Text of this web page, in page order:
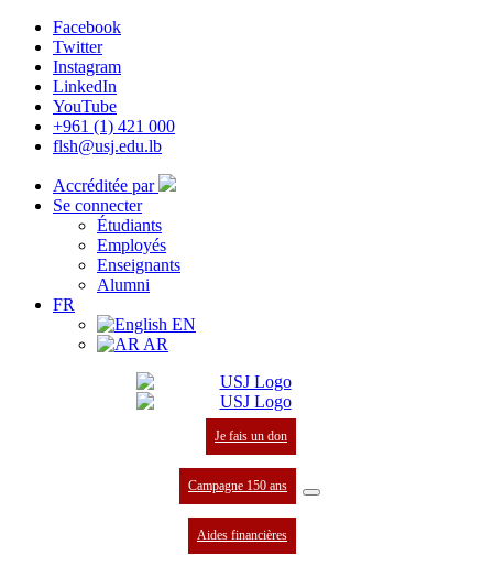
Facebook
Twitter
Instagram
LinkedIn
YouTube
+961 (1) 421 000
flsh@usj.edu.lb
Accréditée par
Se connecter
Étudiants
Employés
Enseignants
Alumni
FR
EN
AR
Je fais un don
Campagne 150 ans
Aides financières